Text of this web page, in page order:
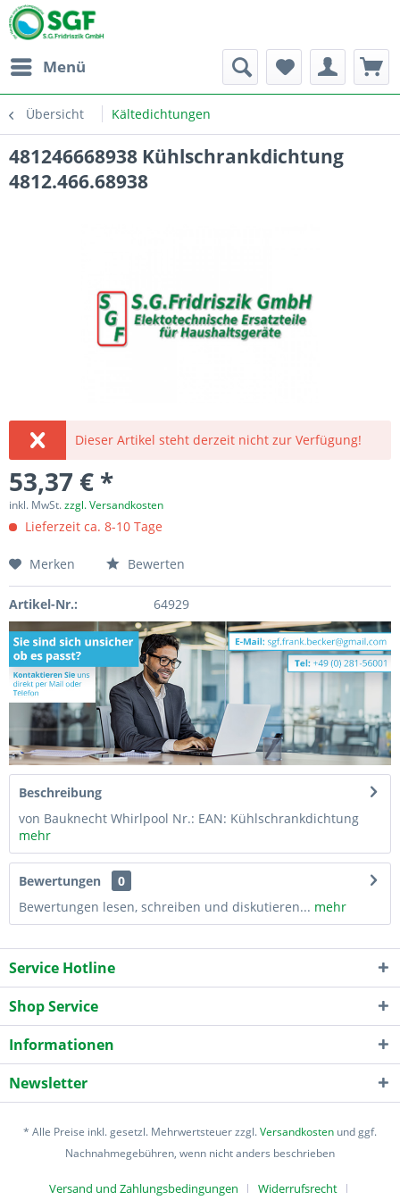
Menü
Übersicht Kältedichtungen
481246668938 Kühlschrankdichtung
4812.466.68938
Dieser Artikel steht derzeit nicht zur Verfügung!
53,37 € *
inkl. MwSt.zzgl. Versandkosten
Lieferzeit ca. 8-10 Tage
Merken Bewerten
Artikel-Nr.: 64929
Beschreibung
von Bauknecht Whirlpool Nr.: EAN: Kühlschrankdichtung
mehr
Bewertungen
0
Bewertungen lesen, schreiben und diskutieren... mehr
Service Hotline
Shop Service
Informationen
Newsletter
* Alle Preise inkl. gesetzl. Mehrwertsteuer zzgl.Versandkosten und ggf.
Nachnahmegebühren, wenn nicht anders beschrieben
Versand und Zahlungsbedingungen Widerrufsrecht